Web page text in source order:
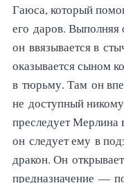
Гаюса, который
его даров.
он ввязывается в
оказывается сыном
в тюрьму. Там он
не доступный
преследует Мерлина
он следует ему в
дракон. Он
предназначение —